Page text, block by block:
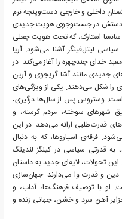
داخلی و خارجی دست‌وپنجه نرم
دستش در جست‌وجوی هویت جدیدی
سانسا استارک، که تحت هویت جعلی
لیتل‌فینگر آشنا می‌شود. آریا
خدای چندچهره را آغاز می‌کند. در
جدیدی مانند آشا گریجوی و آرین
را شکل می‌دهند. یکی از ویژگی‌های
است. وستروس پس از سال‌ها درگیری،
شهرهای سوخته، مردم گرسنه، و
قدرت‌طلبی ارائه می‌دهد. در این
فرقه‌ی اسپاروها، که به دنبال
به قدرتی سیاسی در کینگز لندینگ
تحولات، لایه‌ای جدید به داستان
دین و قدرت وا می‌دارند. جهان‌سازی
او با توصیف فرهنگ‌ها، آداب، و
آهن سرد و خشن، جهانی زنده و